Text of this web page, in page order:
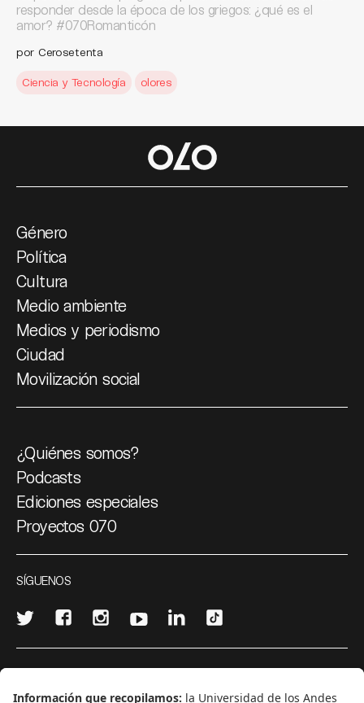
responder desde la época de los griegos: ¿qué es el
amor? #070Romanticón
por Cerosetenta
Ciencia y Tecnología olores
Género
Política
Cultura
Medio ambiente
Medios y periodismo
Ciudad
Movilización social
¿Quiénes somos?
Podcasts
Ediciones especiales
Proyectos 070
SÍGUENOS